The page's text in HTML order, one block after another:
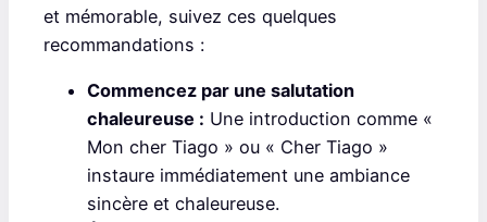
et mémorable, suivez ces quelques
recommandations :
Commencez par une salutation
chaleureuse : Une introduction comme «
Mon cher Tiago » ou « Cher Tiago »
instaure immédiatement une ambiance
sincère et chaleureuse.